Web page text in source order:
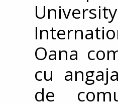
Oana
cu
de